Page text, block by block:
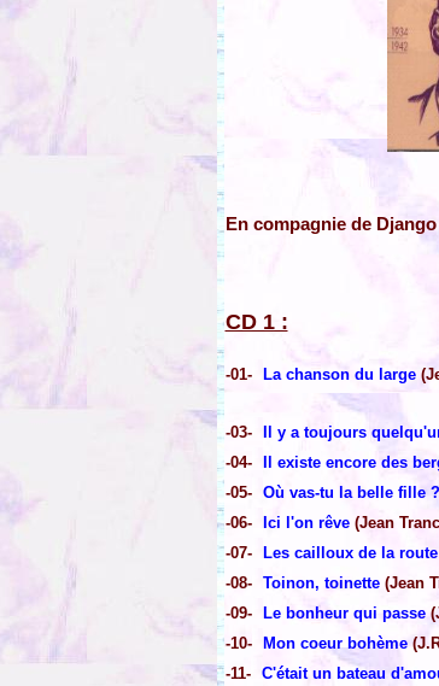
En compagnie de
CD 1 :
-01- La chanson du large
-03-
Il y a toujours
-04-
Il existe encore des
-05-
Où vas-tu la belle fille ?
-06-
Ici l'on rêve(Jean
-07-
Les cailloux de la route
-08-
Toinon, toinette(Jean
-09-
Le bonheur qui passe
-10-
Mon coeur bohème
-11-
C'était un bateau